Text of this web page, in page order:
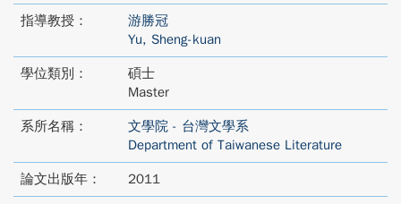
指導教授：
游勝冠
Yu, Sheng-kuan
學位類別：
碩士
Master
系所名稱：
文學院 - 台灣文學系
Department of Taiwanese Literature
論文出版年： 2011